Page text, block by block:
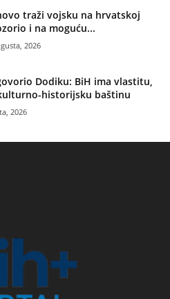
traži vojsku na hrvatskoj
i na moguću...
2026
Dodiku: BiH ima vlastitu,
historijsku baštinu
2026